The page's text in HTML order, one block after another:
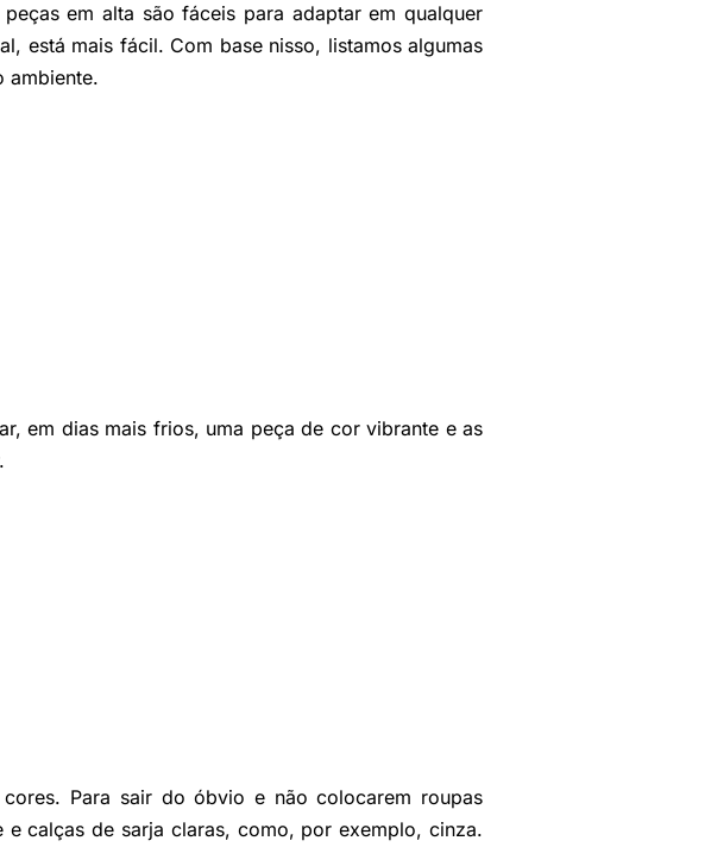
em alta são fáceis para adaptar em qualquer
está mais fácil. Com base nisso, listamos algumas
ambiente.
em dias mais frios, uma peça de cor vibrante e as
Para sair do óbvio e não colocarem roupas
calças de sarja claras, como, por exemplo, cinza.